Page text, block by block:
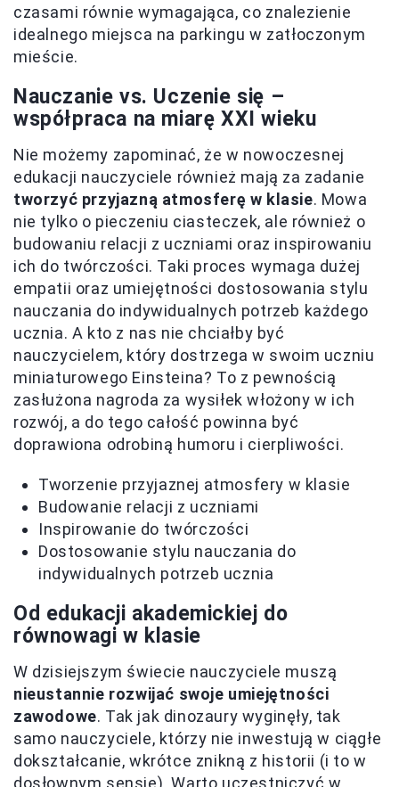
czasami równie wymagająca, co znalezienie
idealnego miejsca na parkingu w zatłoczonym
mieście.
Nauczanie vs. Uczenie się –
współpraca na miarę XXI wieku
Nie możemy zapominać, że w nowoczesnej
edukacji nauczyciele również mają za zadanie
tworzyć przyjazną atmosferę w klasie. Mowa
nie tylko o pieczeniu ciasteczek, ale również o
budowaniu relacji z uczniami oraz inspirowaniu
ich do twórczości. Taki proces wymaga dużej
empatii oraz umiejętności dostosowania stylu
nauczania do indywidualnych potrzeb każdego
ucznia. A kto z nas nie chciałby być
nauczycielem, który dostrzega w swoim uczniu
miniaturowego Einsteina? To z pewnością
zasłużona nagroda za wysiłek włożony w ich
rozwój, a do tego całość powinna być
doprawiona odrobiną humoru i cierpliwości.
Tworzenie przyjaznej atmosfery w klasie
Budowanie relacji z uczniami
Inspirowanie do twórczości
Dostosowanie stylu nauczania do
indywidualnych potrzeb ucznia
Od edukacji akademickiej do
równowagi w klasie
W dzisiejszym świecie nauczyciele muszą
nieustannie rozwijać swoje umiejętności
zawodowe. Tak jak dinozaury wyginęły, tak
samo nauczyciele, którzy nie inwestują w ciągłe
dokształcanie, wkrótce znikną z historii (i to w
dosłownym sensie). Warto uczestniczyć w